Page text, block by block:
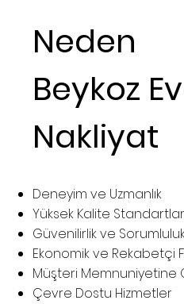
Neden
Beykoz
Nakliyat
Deneyim ve Uzmanlık
Yüksek Kalite
Güvenilirlik ve
Ekonomik ve Rekabetçi
Müşteri Memnuniyetine
Çevre Dostu Hizmetler